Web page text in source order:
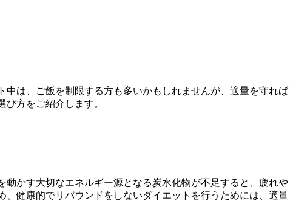
は、ご飯を制限する方も多いかもしれませんが、適量を守れば
方をご紹介します。
かす大切なエネルギー源となる炭水化物が不足すると、疲れや
健康的でリバウンドをしないダイエットを行うためには、適量